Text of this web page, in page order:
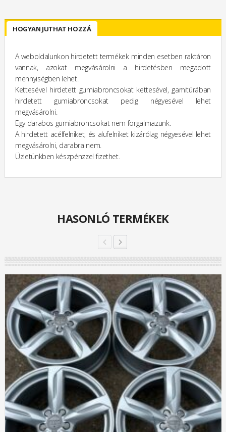
HOGYAN JUTHAT HOZZÁ
A weboldalunkon hirdetett termékek minden esetben raktáron
vannak, azokat megvásárolni a hirdetésben megadott
mennyiségben lehet.
Kettesével hirdetett gumiabroncsokat kettesével, garnitúrában
hirdetett gumiabroncsokat pedig négyesével lehet
megvásárolni.
Egy darabos gumiabroncsokat nem forgalmazunk.
A hirdetett acélfelniket, és alufelniket kizárólag négyesével lehet
megvásárolni, darabra nem.
Üzletünkben készpénzzel fizethet.
HASONLÓ TERMÉKEK